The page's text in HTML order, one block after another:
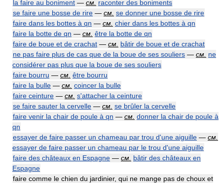
la faire au boniment — см. raconter des boniments
se faire une bosse de rire — см. se donner une bosse de rire
faire dans les bottes à qn — см. chier dans les bottes à qn
faire la botte de qn — см. être la botte de qn
faire de boue et de crachat — см. bâtir de boue et de crachat
ne pas faire plus de cas que de la boue de ses souliers — см. ne
considérer pas plus que la boue de ses souliers
faire bourru — см. être bourru
faire la bulle — см. coincer la bulle
faire ceinture — см. s'attacher la ceinture
se faire sauter la cervelle — см. se brûler la cervelle
faire venir la chair de poule à qn — см. donner la chair de poule à
qn
essayer de faire passer un chameau par trou d'une aiguille — см.
essayer de faire passer un chameau par le trou d'une aiguille
faire des châteaux en Espagne — см. bâtir des châteaux en
Espagne
faire comme le chien du jardinier, qui ne mange pas de choux et